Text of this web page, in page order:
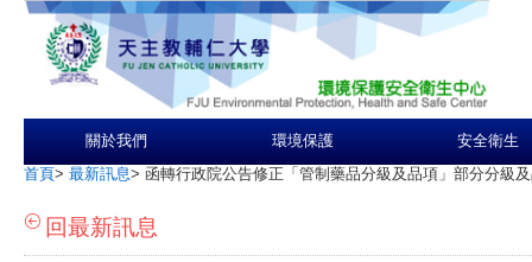
關於我們 環境保護 安全衛生
首頁> 最新訊息> 函轉行政院公告修正「管制藥品分級及品項」部分分級
回最新訊息